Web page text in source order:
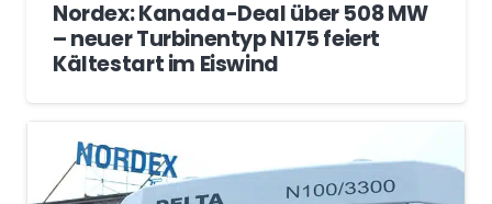
Nordex: Kanada-Deal über 508 MW
– neuer Turbinentyp N175 feiert
Kältestart im Eiswind